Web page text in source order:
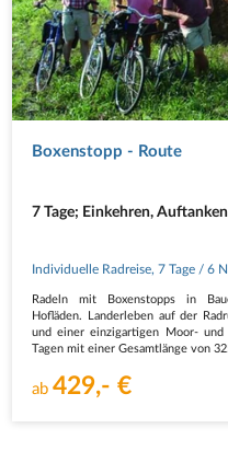
Boxenstopp - Route
7 Tage; Einkehren,
Individuelle Radreise,7 Tage / 6
Radeln mit Boxenstopps in
Hofläden. Landerleben auf der
und einer einzigartigen Moor- und
Tagen mit einer Gesamtlänge von
1. Tag Individuelle Anreise nach…
ab429,- €